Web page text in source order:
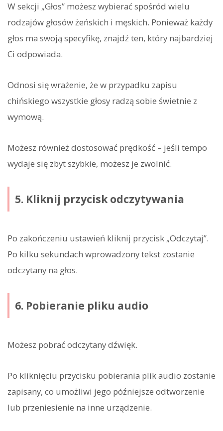
W sekcji „Głos” możesz wybierać spośród wielu
rodzajów głosów żeńskich i męskich. Ponieważ każdy
głos ma swoją specyfikę, znajdź ten, który najbardziej
Ci odpowiada.
Odnosi się wrażenie, że w przypadku zapisu
chińskiego wszystkie głosy radzą sobie świetnie z
wymową.
Możesz również dostosować prędkość – jeśli tempo
wydaje się zbyt szybkie, możesz je zwolnić.
5. Kliknij przycisk odczytywania
Po zakończeniu ustawień kliknij przycisk „Odczytaj”.
Po kilku sekundach wprowadzony tekst zostanie
odczytany na głos.
6. Pobieranie pliku audio
Możesz pobrać odczytany dźwięk.
Po kliknięciu przycisku pobierania plik audio zostanie
zapisany, co umożliwi jego późniejsze odtworzenie
lub przeniesienie na inne urządzenie.